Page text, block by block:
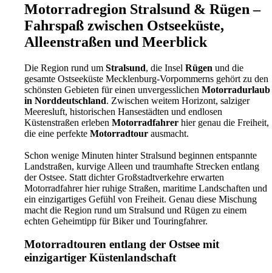
der Boddenküste und zahlreichen Küstenorten entlang der Ostsee. Die
flachen Strecken und die maritime Landschaft machen die Region
besonders beliebt bei Radurlaubern.
Motorradurlaub an der Ostsee
motorradfreundliche Aparthotel in Stralsundverbindet
moderne Apartments, flexible Anreise, sichere Stellplätze und
touringfreundlichen Komfort mit einer idealen Lage zwischen Ostsee,
Rügen und Vorpommern.
Ob Motorradreise, Ostseeurlaub, Wochenendtour oder aktiver Urlaub
auf zwei Rädern – hier finden Motorradfahrer, Tourenfahrer und aktive
Reisende eine entspannte Unterkunft mit viel Freiheit, Komfort und
norddeutscher Gastfreundschaft.
Motorradregion Stralsund & Rügen –
Fahrspaß zwischen Ostseeküste,
Alleenstraßen und Meerblick
Die Region rund um Stralsund, die Insel Rügen und die
gesamte Ostseeküste Mecklenburg-Vorpommerns gehört zu den
schönsten Gebieten für einen unvergesslichen Motorradurlaub
in Norddeutschland. Zwischen weitem Horizont, salziger
Meeresluft, historischen Hansestädten und endlosen
Küstenstraßen erleben Motorradfahrer hier genau die Freiheit,
die eine perfekte Motorradtour ausmacht.
Schon wenige Minuten hinter Stralsund beginnen entspannte
Landstraßen, kurvige Alleen und traumhafte Strecken entlang
der Ostsee. Statt dichter Großstadtverkehre erwarten
Motorradfahrer hier ruhige Straßen, maritime Landschaften und
ein einzigartiges Gefühl von Freiheit. Genau diese Mischung
macht die Region rund um Stralsund und Rügen zu einem
echten Geheimtipp für Biker und Touringfahrer.
Motorradtouren entlang der Ostsee mit
einzigartiger Küstenlandschaft